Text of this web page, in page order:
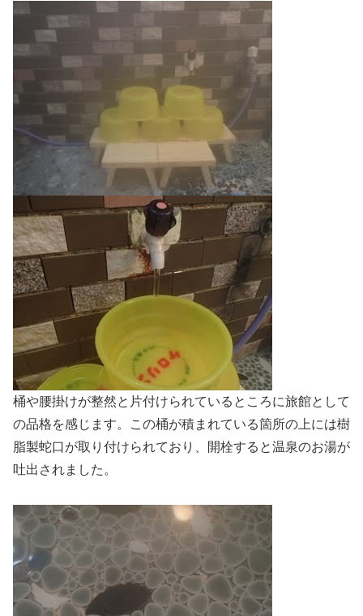
桶や腰掛けが整然と片付けられているところに旅館として
の品格を感じます。この桶が積まれている箇所の上には樹
脂製蛇口が取り付けられており、開栓すると温泉のお湯が
吐出されました。